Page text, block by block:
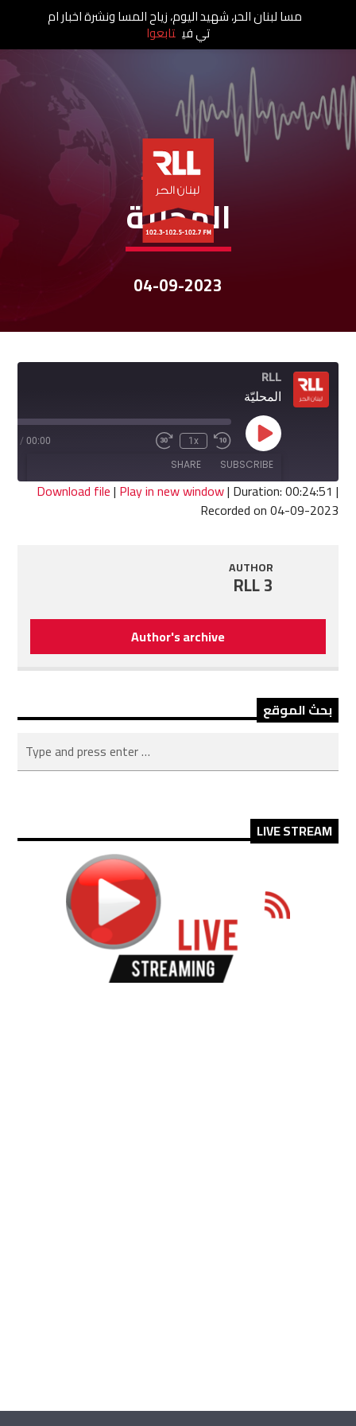
نشرات الأخبار
المحليّة
04-09-2023
RLL
المحليّة
Play
Episode
Rewind
10
Seconds
1x
Fast
seconds
00:00
/
SUBSCRIBE
SHARE
SHARE
Download file| Play in new window| Duration: 00:24:51 |
Recorded on 04-09-2023
AUTHOR
RLL 3
Author's archive
بحث الموقع
LIVE STREAM
مسا لبنان الحر، شهيد اليوم، زياح المسا ونشرة اخبار ام
تي في تابعوا